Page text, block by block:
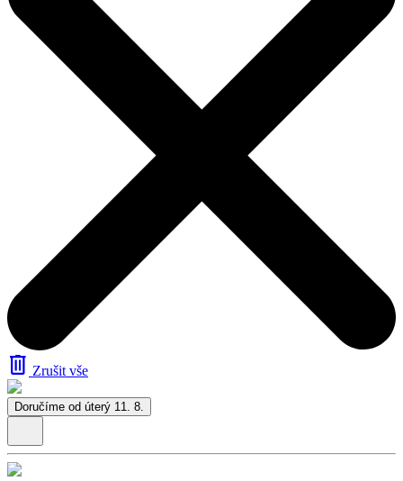
Zrušit vše
Doručíme od úterý 11. 8.